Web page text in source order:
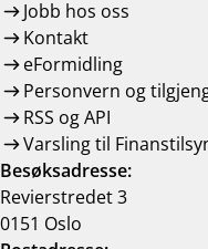
Jobb hos oss
Kontakt
eFormidling
Personvern og
RSS og API
Varsling til
Besøksadresse:
Revierstredet 3
0151 Oslo